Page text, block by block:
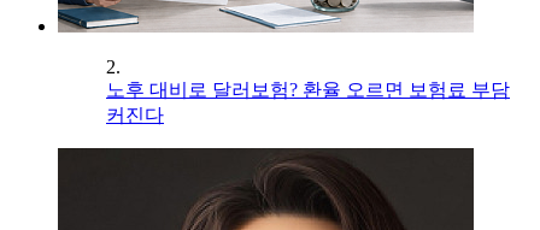
2.
노후 대비로 달러보험? 환율 오르면 보험료 부담
커진다